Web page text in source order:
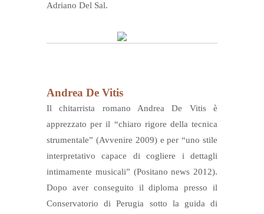
Adriano Del Sal.
Andrea De Vitis
Il chitarrista romano Andrea De Vitis è
apprezzato per il “chiaro rigore della tecnica
strumentale” (Avvenire 2009) e per “uno stile
interpretativo capace di cogliere i dettagli
intimamente musicali” (Positano news 2012).
Dopo aver conseguito il diploma presso il
Conservatorio di Perugia sotto la guida di